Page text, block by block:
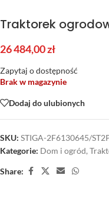
Traktorek
26 484,00zł
Zapytaj o dostępność
Brak w magazynie
Dodaj do ulubionych
SKU: STIGA-2F6130645/
Kategorie: Dom i ogród,
Share: